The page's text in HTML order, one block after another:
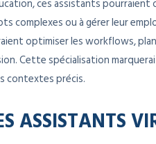
ces assistants
complexes ou à gérer leur
optimiser les workflows,
Cette spécialisation
contextes précis.
ASSISTANTS